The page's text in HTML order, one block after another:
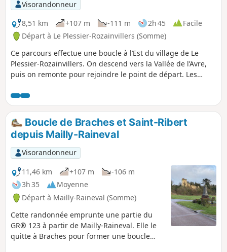
Visorandonneur
8,51 km
+107 m -111 m 2h 45
Facile
Départ à Le Plessier-Rozainvillers (Somme)
Ce parcours effectue une boucle à l’Est du village de Le
Plessier-Rozainvillers. On descend vers la Vallée de l’Avre,
puis on remonte pour rejoindre le point de départ. Les
serpente au bord des bois, des champs de cultures
céréalières et de quelques pâtures. Sur une partie de ce
chemin, on surplombe les étangs de la Vallée de l’Avre dont
l’eau miroite au soleil du matin. Hors période venteuse ou
de travaux agricoles, c’est très paisible.
Boucle de Braches et Saint-Ribert
depuis Mailly-Raineval
Visorandonneur
11,46 km
+107 m
-106 m
3h 35
Moyenne
Départ à Mailly-Raineval (Somme)
Cette randonnée emprunte une partie du
GR® 123 à partir de Mailly-Raineval. Elle le
quitte à Braches pour former une boucle